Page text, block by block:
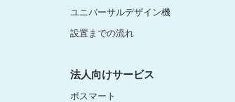
ユニバーサルデザイン機
設置までの流れ
法人向けサービス
ボスマート